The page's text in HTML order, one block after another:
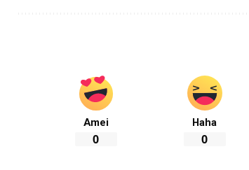
Amei
0
Haha
0